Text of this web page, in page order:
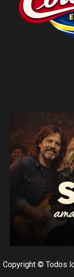
Copyright © Todos